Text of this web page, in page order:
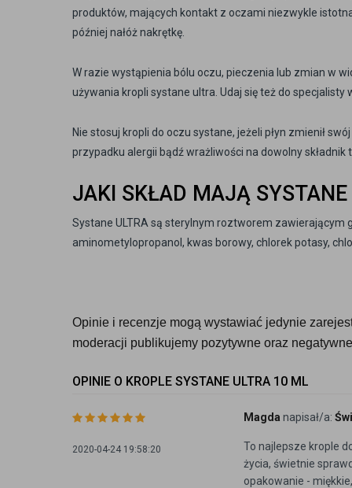
produktów, mających kontakt z oczami niezwykle
później nałóż nakrętkę.
W razie wystąpienia bólu oczu, pieczenia lub zmian w
używania kropli systane ultra. Udaj się też do specjalisty
Nie stosuj kropli do oczu systane, jeżeli płyn zmienił
przypadku alergii bądź wrażliwości na dowolny składnik
JAKI SKŁAD MAJĄ SYSTANE
Systane ULTRA są sterylnym roztworem zawierającym
aminometylopropanol, kwas borowy, chlorek potasy,
Opinie i recenzje mogą wystawiać jedynie
moderacji publikujemy pozytywne oraz
OPINIE O KROPLE SYSTANE ULTRA 10 ML
2020-04-24 19:58:20
Magda napisał/a:
To najlepsze krople
życia, świetnie
opakowanie -